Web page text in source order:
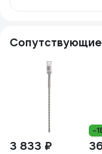
3 833 ₽
-